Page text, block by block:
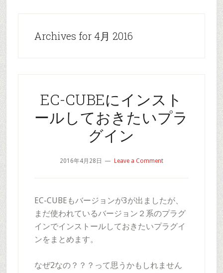
Archives for 4月 2016
EC-CUBEにインスト
ールしておきたいプラ
グイン
2016年4月28日 Leave a Comment
EC-CUBEもバージョンが3が出ましたが、
まだ使われているバージョン２系のプラグ
インでインストールしておきたいプラグイ
ンをまとめます。
なぜ2なの？？？って思うかもしれません